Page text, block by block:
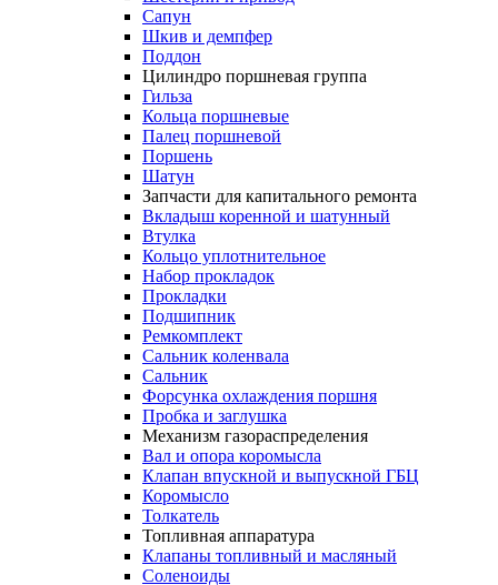
Сапун
Шкив и демпфер
Поддон
Цилиндро поршневая группа
Гильза
Кольца поршневые
Палец поршневой
Поршень
Шатун
Запчасти для капитального ремонта
Вкладыш коренной и шатунный
Втулка
Кольцо уплотнительное
Набор прокладок
Прокладки
Подшипник
Ремкомплект
Сальник коленвала
Сальник
Форсунка охлаждения поршня
Пробка и заглушка
Механизм газораспределения
Вал и опора коромысла
Клапан впускной и выпускной ГБЦ
Коромысло
Толкатель
Топливная аппаратура
Клапаны топливный и масляный
Соленоиды